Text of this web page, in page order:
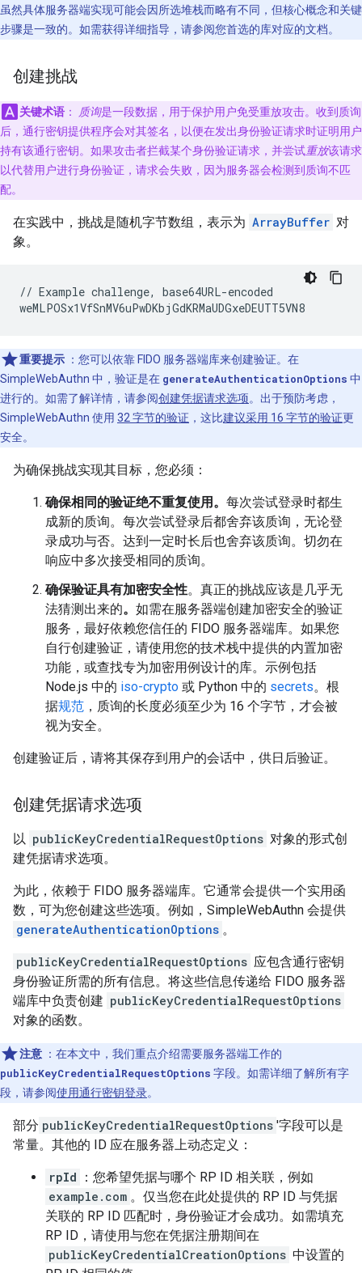
虽然具体服务器端实现可能会因所选堆栈而略有不同，但核心概念和关键
步骤是一致的。如需获得详细指导，请参阅您首选的库对应的文档。
创建挑战
关键术语 ： 质询是一段数据，用于保护用户免受重放攻击。收到质询
后，通行密钥提供程序会对其签名，以便在发出身份验证请求时证明用户
持有该通行密钥。如果攻击者拦截某个身份验证请求，并尝试重放该请求
以代替用户进行身份验证，请求会失败，因为服务器会检测到质询不匹
配。
在实践中，挑战是随机字节数组，表示为 ArrayBuffer 对
象。
// Example challenge, base64URL-encoded
重要提示 ：您可以依靠 FIDO 服务器端库来创建验证。在
SimpleWebAuthn 中，验证是在 generateAuthenticationOptions 中
进行的。如需了解详情，请参阅创建凭据请求选项。出于预防考虑，
SimpleWebAuthn 使用 32 字节的验证 ，这比建议采用 16 字节的验证更
安全。
为确保挑战实现其目标，您必须：
确保相同的验证绝不重复使用。 每次尝试登录时都生
成新的质询。每次尝试登录后都舍弃该质询，无论登
录成功与否。达到一定时长后也舍弃该质询。切勿在
响应中多次接受相同的质询。
确保验证具有加密安全性。真正的挑战应该是几乎无
法猜测出来的。 如需在服务器端创建加密安全的验证
服务，最好依赖您信任的 FIDO 服务器端库。如果您
自行创建验证，请使用您的技术栈中提供的内置加密
功能，或查找专为加密用例设计的库。示例包括
Node.js 中的 iso-crypto 或 Python 中的 secrets。根
据规范 ，质询的长度必须至少为 16 个字节，才会被
视为安全。
创建验证后，请将其保存到用户的会话中，供日后验证。
创建凭据请求选项
以 publicKeyCredentialRequestOptions 对象的形式创
建凭据请求选项。
为此，依赖于 FIDO 服务器端库。它通常会提供一个实用函
数，可为您创建这些选项。例如，SimpleWebAuthn 会提供
generateAuthenticationOptions 。
publicKeyCredentialRequestOptions 应包含通行密钥
身份验证所需的所有信息。将这些信息传递给 FIDO 服务器
端库中负责创建 publicKeyCredentialRequestOptions
对象的函数。
注意 ：在本文中，我们重点介绍需要服务器端工作的
publicKeyCredentialRequestOptions 字段。如需详细了解所有字
段，请参阅使用通行密钥登录。
部分 publicKeyCredentialRequestOptions '字段可以是
常量。其他的 ID 应在服务器上动态定义：
rpId
：您希望凭据与哪个 RP ID 相关联，例如
example.com 。仅当您在此处提供的 RP ID 与凭据
关联的 RP ID 匹配时，身份验证才会成功。如需填充
RP ID，请使用与您在凭据注册期间在
publicKeyCredentialCreationOptions 中设置的